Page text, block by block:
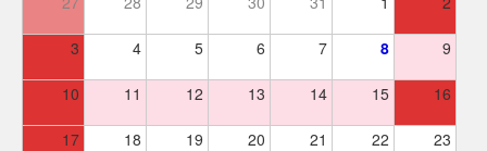
3 4 5 6 7 8 9
10 11 12 13 14 15 16
17 18 19 20 21 22 23